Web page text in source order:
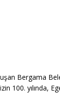
Bergama
100. yılında,